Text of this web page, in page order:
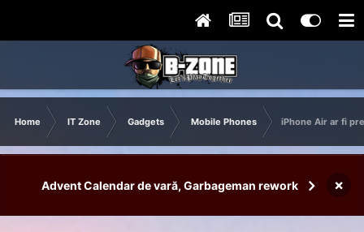
Home IT Zone Gadgets Mobile Phones iPhone Air ar fi
Advent Calendar de vară, Garbageman rework ×